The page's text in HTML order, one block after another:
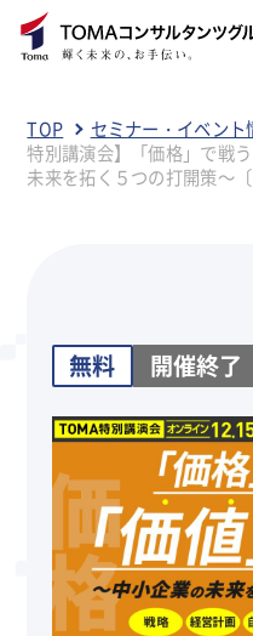
TOP セミナー・イベント
特別講演会】「価格」で戦
未来を拓く５つの打開策～〔
無料 開催終了